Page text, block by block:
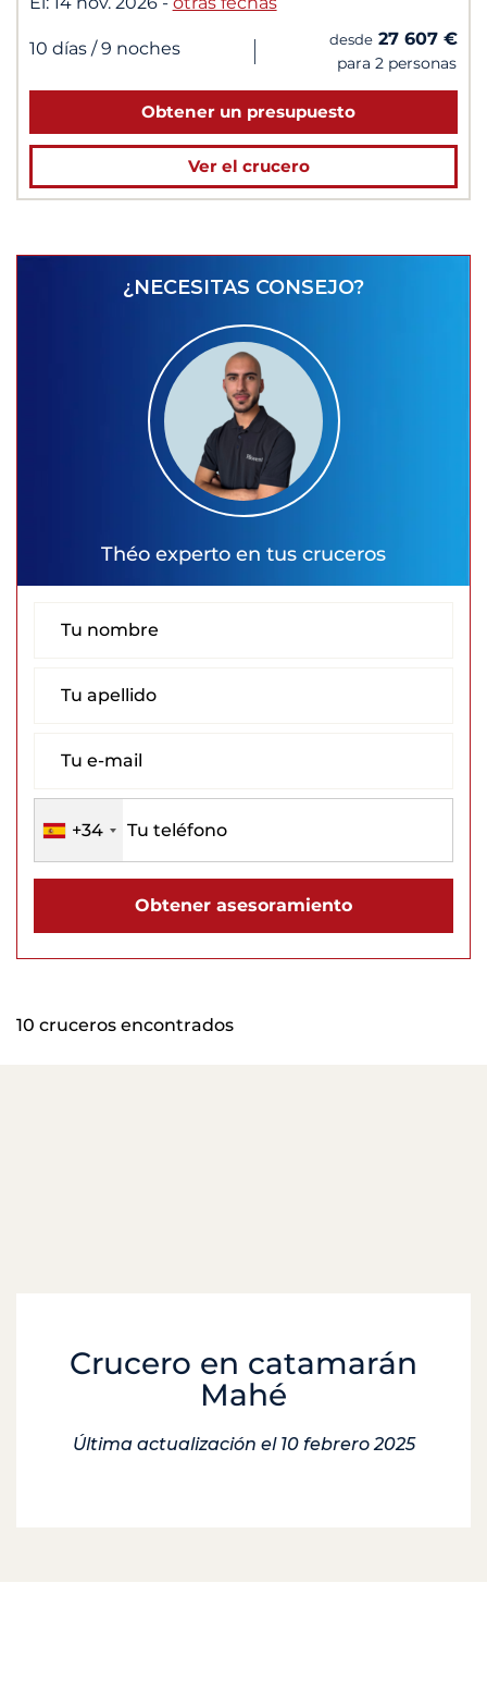
10 días / 9 noches | desde 27 607 €
para 2 personas
Obtener un presupuesto
Ver el crucero
¿NECESITAS CONSEJO?
Théo experto en tus cruceros
+34
Obtener asesoramiento
10 cruceros encontrados
Crucero en catamarán
Mahé
Última actualización el 10 febrero 2025